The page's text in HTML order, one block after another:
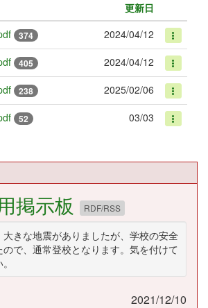
更新日
374
2024/04/12
405
2024/04/12
238
2025/02/06
52 03/03
掲示板 RDF/RSS
大きな地震がありましたが、学校の安全
で、通常登校となります。気を付けて
2021/12/10